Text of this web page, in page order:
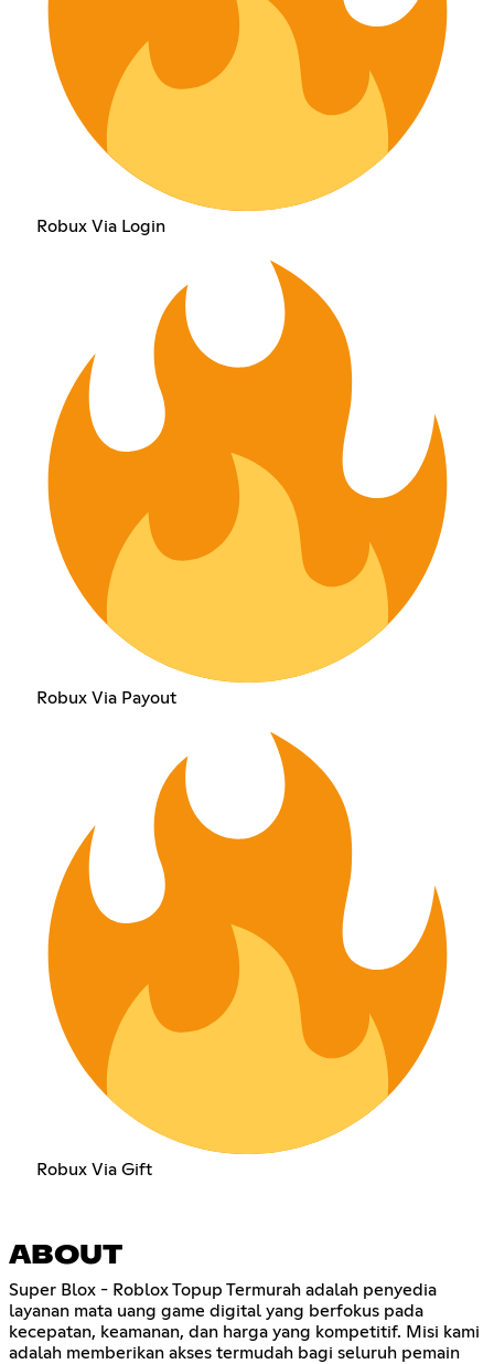
Robux Via Login
Robux Via Payout
Robux Via Gift
ABOUT
Super Blox - Roblox Topup Termurah adalah penyedia
layanan mata uang game digital yang berfokus pada
kecepatan, keamanan, dan harga yang kompetitif. Misi kami
adalah memberikan akses termudah bagi seluruh pemain